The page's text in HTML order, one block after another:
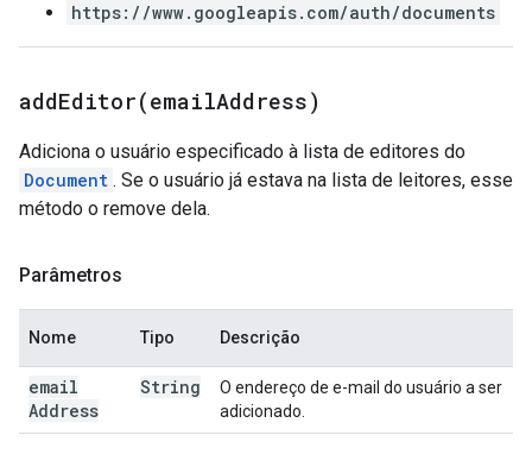
https://www.googleapis.com/auth/documents
addEditor(emailAddress)
Adiciona o usuário especificado à lista de editores do
Document . Se o usuário já estava na lista de leitores, esse
método o remove dela.
Parâmetros
Nome Tipo Descrição
email
Address
String
O endereço de e-mail do usuário a ser
adicionado.